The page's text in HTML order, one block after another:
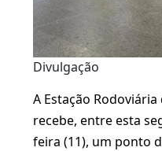
Divulgação
A Estação
recebe, entre esta
feira (11), um ponto